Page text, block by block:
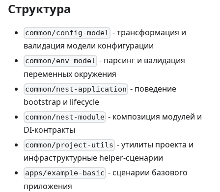
Структура
common/config-model - трансформация и
валидация модели конфигурации
common/env-model - парсинг и валидация
переменных окружения
common/nest-application - поведение
bootstrap и lifecycle
common/nest-module - композиция модулей и
DI-контракты
common/project-utils - утилиты проекта и
инфраструктурные helper-сценарии
apps/example-basic - сценарии базового
приложения